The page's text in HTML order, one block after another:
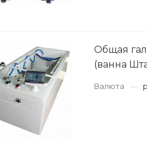
Общая
(ванна
Валюта —